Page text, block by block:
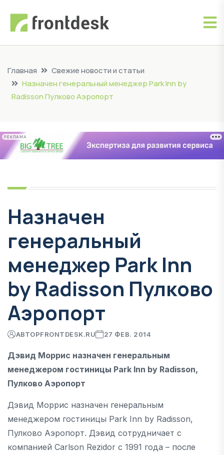
Главная
Свежие новости и статьи
Назначен генеральный менеджер Park Inn by
Radisson Пулково Аэропорт
РЕКЛАМА
Назначен
генеральный
менеджер Park Inn
by Radisson Пулково
Аэропорт
АВТОРFRONTDESK.RU 27 ФЕВ. 2014
Дэвид Моррис назначен генеральным
менеджером гостиницы Park Inn by Radisson,
Пулково Аэропорт
Дэвид Моррис назначен генеральным
менеджером гостиницы Park Inn by Radisson,
Пулково Аэропорт. Дэвид сотрудничает с
компанией Carlson Rezidor c 1991 года – после